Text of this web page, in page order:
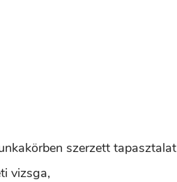
szerzett tapasztalat
vizsga,